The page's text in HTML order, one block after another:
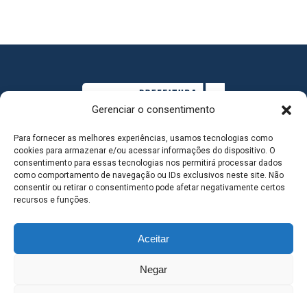
Gerenciar o consentimento
Para fornecer as melhores experiências, usamos tecnologias como
cookies para armazenar e/ou acessar informações do dispositivo. O
consentimento para essas tecnologias nos permitirá processar dados
como comportamento de navegação ou IDs exclusivos neste site. Não
consentir ou retirar o consentimento pode afetar negativamente certos
recursos e funções.
Aceitar
Negar
MAPA DO SITE
SEDE DO ADMINISTRATIVO MUNICIPAL - Avenida